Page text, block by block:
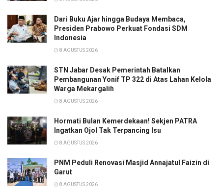
Dari Buku Ajar hingga Budaya Membaca,
Presiden Prabowo Perkuat Fondasi SDM
Indonesia
8 AGUSTUS 2026
STN Jabar Desak Pemerintah Batalkan
Pembangunan Yonif TP 322 di Atas Lahan Kelola
Warga Mekargalih
8 AGUSTUS 2026
Hormati Bulan Kemerdekaan! Sekjen PATRA
Ingatkan Ojol Tak Terpancing Isu
8 AGUSTUS 2026
PNM Peduli Renovasi Masjid Annajatul Faizin di
Garut
8 AGUSTUS 2026